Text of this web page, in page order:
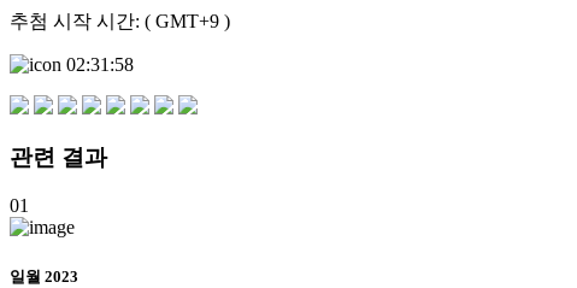
추첨 시작 시간: ( GMT+9 )
02:31:58
관련 결과
01
일월 2023